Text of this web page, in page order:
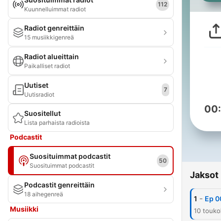
Kuunnelluimmat radiot
112
Radiot genreittäin
15 musiikkigenreä
Radiot alueittain
Paikalliset radiot
Uutiset
Uutisradiot
7
Suositellut
Lista parhaista radioista
Podcastit
Suosituimmat podcastit
Suosituimmat podcastit
50
Podcastit genreittäin
18 aihegenreä
Musiikki
Jaksot
1 - Ep
10